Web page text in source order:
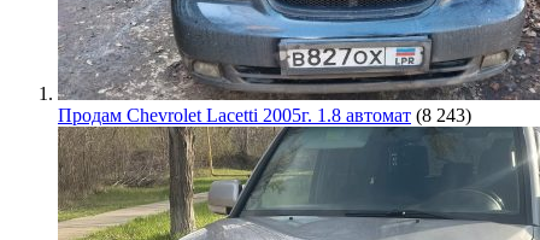
Продам Chevrolet Lacetti 2005г. 1.8 автомат (8 243)